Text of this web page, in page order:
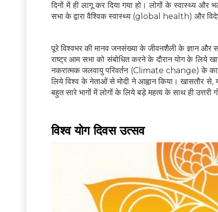
दिनों में ही लागू कर दिया गया हो। लोगों के स्वास्थ्य
सभा के द्वारा वैश्विक स्वास्थ्य (global health) और
पूरे विश्वभर की मानव जनसंख्या के जीवनशैली के ज्ञान
राष्ट्र आम सभा को संबोधित करने के दौरान योग के लिये
नकरात्मक जलवायु परिवर्तन (Climate change) के
लिये विश्व के नेताओं से मोदी ने आह्वान किया। खासतौर से,
बहुत सारे भागों में लोगों के लिये बड़े महत्व के साथ ही
विश्व योग दिवस उत्सव